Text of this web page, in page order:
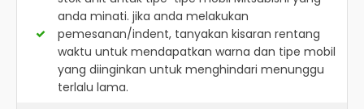
anda minati. jika anda melakukan
pemesanan/indent, tanyakan kisaran rentang
waktu untuk mendapatkan warna dan tipe mobil
yang diinginkan untuk menghindari menunggu
terlalu lama.